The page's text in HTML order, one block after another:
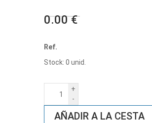
0.00 €
Ref.
Stock: 0 unid.
+
-
AÑADIR A LA CESTA